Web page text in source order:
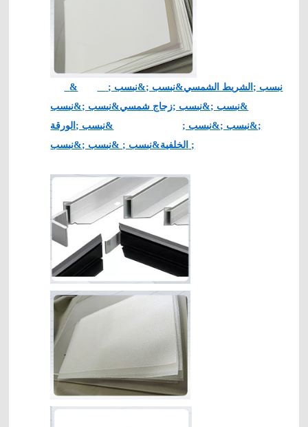
&نبسب ;الشريط الشمسي&نبسب ;&نبسب ;
&نبسب ;&نبسب ;زجاج شمسي&نبسب ;&نبسب
;&نبسب ;&نبسب ;
&نبسب ;الورقة
الخلفية&نبسب ; &نبسب ;&نبسب ;